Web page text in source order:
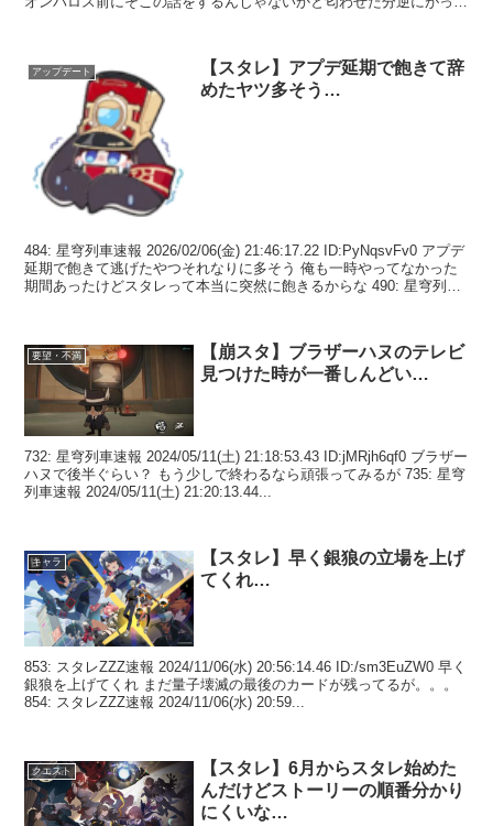
アップデート
【スタレ】アプデ延期で飽きて辞
めたヤツ多そう…
484: 星穹列車速報 2026/02/06(金) 21:46:17.22 ID:PyNqsvFv0 アプデ
延期で飽きて逃げたやつそれなりに多そう 俺も一時やってなかった
期間あったけどスタレって本当に突然に飽きるからな 490: 星穹列車
要望・不満
【崩スタ】ブラザーハヌのテレビ
見つけた時が一番しんどい…
732: 星穹列車速報 2024/05/11(土) 21:18:53.43 ID:jMRjh6qf0 ブラザー
ハヌで後半ぐらい？ もう少しで終わるなら頑張ってみるが 735: 星穹
列車速報 2024/05/11(土) 21:20:13.44...
キャラ
【スタレ】早く銀狼の立場を上げ
てくれ…
853: スタレZZZ速報 2024/11/06(水) 20:56:14.46 ID:/sm3EuZW0 早く
銀狼を上げてくれ まだ量子壊滅の最後のカードが残ってるが。。。
854: スタレZZZ速報 2024/11/06(水) 20:59...
クエスト
【スタレ】6月からスタレ始めた
んだけどストーリーの順番分かり
にくいな…